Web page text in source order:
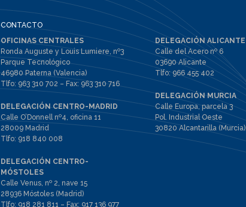
CONTACTO
OFICINAS CENTRALES
Ronda Auguste y Louis Lumiere, nº3
Parque Tecnológico
46980 Paterna (Valencia)
Tlfo: 963 310 702 – Fax: 963 310 716
DELEGACIÓN CENTRO-MADRID
Calle O’Donnell nº4, oficina 11
28009 Madrid
Tlfo: 918 840 008
DELEGACIÓN CENTRO-
MÓSTOLES
Calle Venus, nº 2, nave 15
28936 Móstoles (Madrid)
Tlfo: 918 281 811 – Fax: 917 136 977
DELEGACIÓN ALICANTE
Calle del Acero nº 6
03690 Alicante
Tlfo:966 455 402
DELEGACIÓN MURCIA
Calle Europa, parcela 3
Pol. Industrial Oeste
30820 Alcantarilla (Murcia)